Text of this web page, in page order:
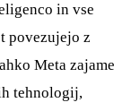
in vse
povezujejo z
Meta zajame
tehnologij,